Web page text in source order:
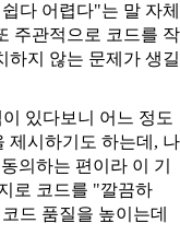
다 어렵다 는 말 자체
주관적으로 코드를 작
하지 않는 문제가 생길
있다보니 어느 정도
제시하기도 하는데, 나
의하는 편이라 이 기
로 코드를 "깔끔하
드 품질을 높이는데